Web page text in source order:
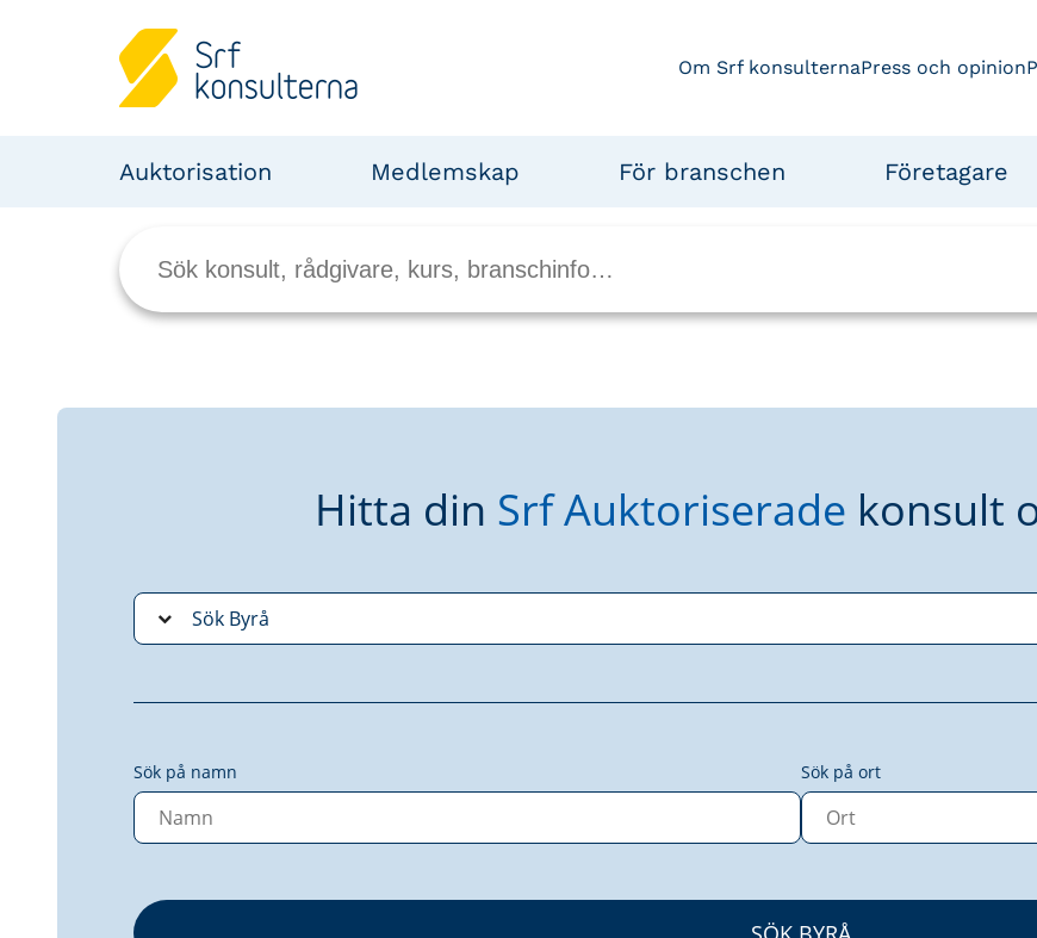
Om Srf konsulternaPress och opinion
Auktorisation Medlemskap För branschen Företagare
Hitta din Srf Auktoriserade konsult
Sök på namn Sök på ort